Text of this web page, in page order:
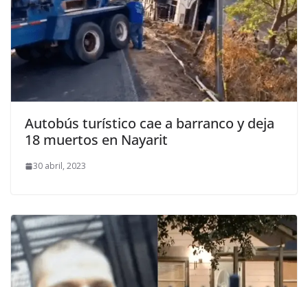
Autobús turístico cae a barranco y deja
18 muertos en Nayarit
30 abril, 2023